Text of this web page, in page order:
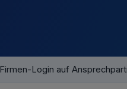
Login auf